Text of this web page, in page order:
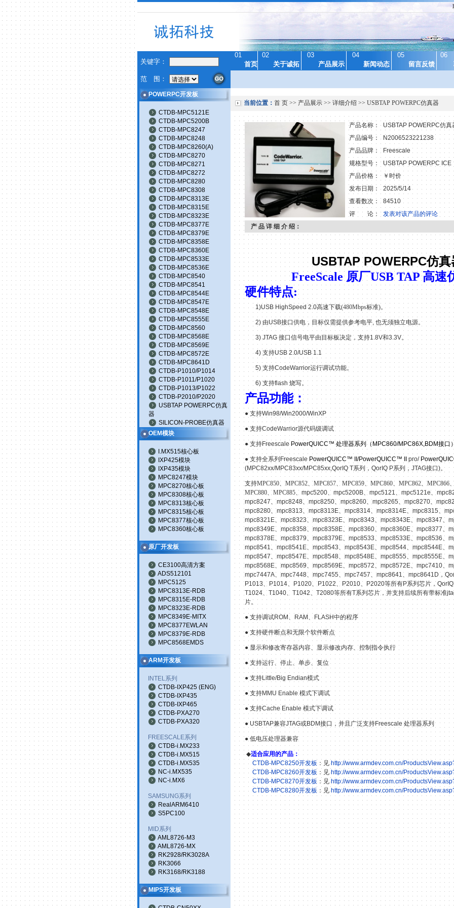
关键字：
范 围：
01 02 03 04 05
06
首页
关于诚拓 产品展示 新闻动态 留言反馈
POWERPC开发板
CTDB-MPC5121E
CTDB-MPC5200B
CTDB-MPC8247
CTDB-MPC8248
CTDB-MPC8260(A)
CTDB-MPC8270
CTDB-MPC8271
CTDB-MPC8272
CTDB-MPC8280
CTDB-MPC8308
CTDB-MPC8313E
CTDB-MPC8315E
CTDB-MPC8323E
CTDB-MPC8377E
CTDB-MPC8379E
CTDB-MPC8358E
CTDB-MPC8360E
CTDB-MPC8533E
CTDB-MPC8536E
CTDB-MPC8540
CTDB-MPC8541
CTDB-MPC8544E
CTDB-MPC8547E
CTDB-MPC8548E
CTDB-MPC8555E
CTDB-MPC8560
CTDB-MPC8568E
CTDB-MPC8569E
CTDB-MPC8572E
CTDB-MPC8641D
CTDB-P1010/P1014
CTDB-P1011/P1020
CTDB-P1013/P1022
CTDB-P2010/P2020
USBTAP POWERPC仿真
器
SILICON-PROBE仿真器
OEM模块
I.MX515核心板
IXP425模块
IXP435模块
MPC8247模块
MPC8270核心板
MPC8308核心板
MPC8313核心板
MPC8315核心板
MPC8377核心板
MPC8360核心板
原厂开发板
CE3100高清方案
ADS512101
MPC5125
MPC8313E-RDB
MPC8315E-RDB
MPC8323E-RDB
MPC8349E-MITX
MPC8377EWLAN
MPC8379E-RDB
MPC8568EMDS
ARM开发板
INTEL系列
CTDB-IXP425(ENG)
CTDB-IXP435
CTDB-IXP465
CTDB-PXA270
CTDB-PXA320
FREESCALE系列
CTDB-i.MX233
CTDB-i.MX515
CTDB-i.MX535
NC-i.MX535
NC-i.MX6
SAMSUNG系列
RealARM6410
S5PC100
MID系列
AML8726-M3
AML8726-MX
RK2928/RK3028A
RK3066
RK3168/RK3188
MIPS开发板
当前位置： 首 页>> 产品展示>> 详细介绍 >> USBTAP POWERPC仿真器
产品名称：
USBTAP POWERPC仿真
产品编号：
N2006523221238
产品品牌：
Freescale
规格型号：
USBTAP POWERPC ICE
产品价格：
￥时价
发布日期：
2025/5/14
查看数次：
84510
评 论：
发表对该产品的评论
产 品 详 细 介 绍：
USBTAP POWERPC仿真
FreeScale 原厂USB TAP 高速
硬件特点:
1)USB HighSpeed 2.0高速下载(480Mbps标准)。
2)由USB接口供电，目标仅需提供参考电平, 也无须独立电源。
3) JTAG 接口信号电平由目标板决定，支持1.8V和3.3V。
4)支持USB 2.0/USB 1.1
5)支持CodeWarrior运行调试功能。
6)支持flash 烧写。
产品功能：
● 支持Win98/Win2000/WinXP
● 支持CodeWarrior源代码级调试
● 支持Freescale PowerQUICC™ 处理器系列（MPC860/MPC86X,BDM接口）
● 支持全系列 Freescale PowerQUICC™ II /PowerQUICC™ II pro/
(MPC82xx/MPC83xx/MPC85xx,QorIQ T系列，QorIQ P系列，JTAG接口)。
支持MPC850、MPC852、MPC857、MPC859、MPC860、MPC862、MPC866
MPC880、MPC885、 mpc5200、mpc5200B、mpc5121、mpc5121e、
mpc8247、mpc8248、mpc8250、mpc8260、mpc8265、mpc8270、
mpc8280、mpc8313、mpc8313E、mpc8314、mpc8314E、mpc8315、
mpc8321E、mpc8323、mpc8323E、mpc8343、mpc8343E、mpc8347、
mpc8349E、mpc8358、mpc8358E、mpc8360、mpc8360E、mpc8377、
mpc8378E、mpc8379、mpc8379E、mpc8533、mpc8533E、mpc8536、
mpc8541、mpc8541E、mpc8543、mpc8543E、mpc8544、mpc8544E、
mpc8547、mpc8547E、mpc8548、mpc8548E、mpc8555、mpc8555E、
mpc8568E、mpc8569、mpc8569E、mpc8572、mpc8572E、mpc7410、
mpc7447A、mpc7448、mpc7455、mpc7457、mpc8641、mpc8641D，
P1013、P1014、P1020、P1022、P2010、P2020等所有P系列芯片，
T1024、T1040、T1042、T2080等所有T系列芯片，并支持后续所有带标准
片。
● 支持调试ROM、RAM、FLASH中的程序
● 支持硬件断点和无限个软件断点
● 显示和修改寄存器内容、显示修改内存、控制指令执行
● 支持运行、停止、单步、复位
● 支持Little/Big Endian模式
● 支持MMU Enable 模式下调试
● 支持Cache Enable 模式下调试
● USBTAP兼容JTAG或BDM接口，并且广泛支持Freescale 处理器系列
● 低电压处理器兼容
◆适合应用的产品：
CTDB-MPC8250开发板：见 http://www.armdev.com.cn/
CTDB-MPC8260开发板：见 http://www.armdev.com.cn/
CTDB-MPC8270开发板：见 http://www.armdev.com.cn/
CTDB-MPC8280开发板：见 http://www.armdev.com.cn/